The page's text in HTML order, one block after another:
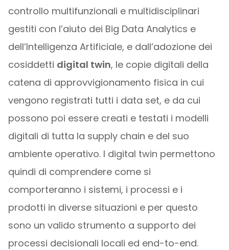
controllo multifunzionali e multidisciplinari
gestiti con l’aiuto dei Big Data Analytics e
dell’Intelligenza Artificiale, e dall’adozione dei
cosiddetti digital twin, le copie digitali della
catena di approvvigionamento fisica in cui
vengono registrati tutti i data set, e da cui
possono poi essere creati e testati i modelli
digitali di tutta la supply chain e del suo
ambiente operativo. I digital twin permettono
quindi di comprendere come si
comporteranno i sistemi, i processi e i
prodotti in diverse situazioni e per questo
sono un valido strumento a supporto dei
processi decisionali locali ed end-to-end.